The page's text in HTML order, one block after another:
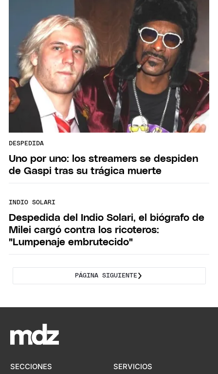
DESPEDIDA
Uno por uno: los streamers se despiden
de Gaspi tras su trágica muerte
INDIO SOLARI
Despedida del Indio Solari, el biógrafo de
Milei cargó contra los ricoteros:
"Lumpenaje embrutecido"
PÁGINA SIGUIENTE
SECCIONES SERVICIOS